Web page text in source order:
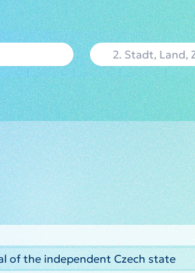
of the independent Czech state